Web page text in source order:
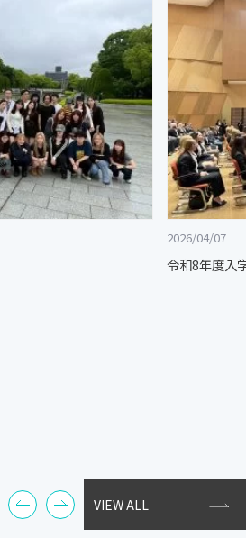
2026/04/07
令和8年度入
VIEW ALL